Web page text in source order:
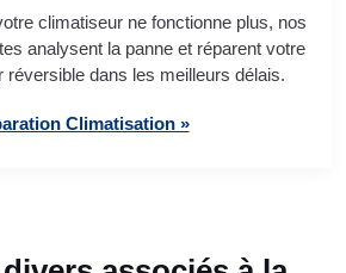
climatiseur ne fonctionne plus, nos
analysent la panne et réparent votre
réversible dans les meilleurs délais.
Climatisation »